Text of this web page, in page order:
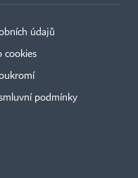
údajů
cookies
podmínky